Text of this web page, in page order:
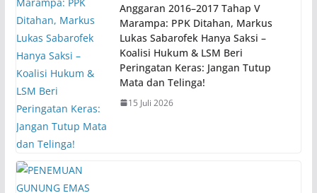
Anggaran 2016–2017 Tahap V
Marampa: PPK Ditahan, Markus
Lukas Sabarofek Hanya Saksi –
Koalisi Hukum & LSM Beri
Peringatan Keras: Jangan Tutup
Mata dan Telinga!
15 Juli 2026